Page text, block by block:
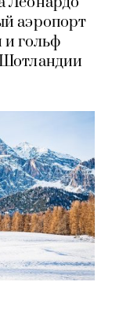
аэропорт
и гольф